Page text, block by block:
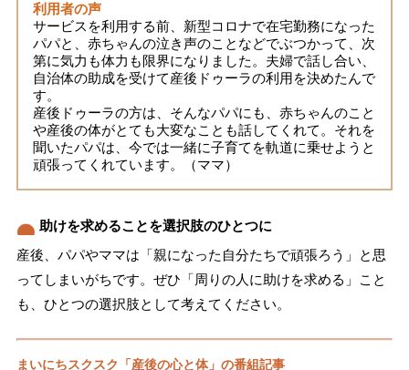
利用者の声
サービスを利用する前、新型コロナで在宅勤務になった
パパと、赤ちゃんの泣き声のことなどでぶつかって、次
第に気力も体力も限界になりました。夫婦で話し合い、
自治体の助成を受けて産後ドゥーラの利用を決めたんで
す。
産後ドゥーラの方は、そんなパパにも、赤ちゃんのこと
や産後の体がとても大変なことも話してくれて。それを
聞いたパパは、今では一緒に子育てを軌道に乗せようと
頑張ってくれています。（ママ）
助けを求めることを選択肢のひとつに
産後、パパやママは「親になった自分たちで頑張ろう」と思
ってしまいがちです。ぜひ「周りの人に助けを求める」こと
も、ひとつの選択肢として考えてください。
まいにちスクスク「産後の心と体」の番組記事